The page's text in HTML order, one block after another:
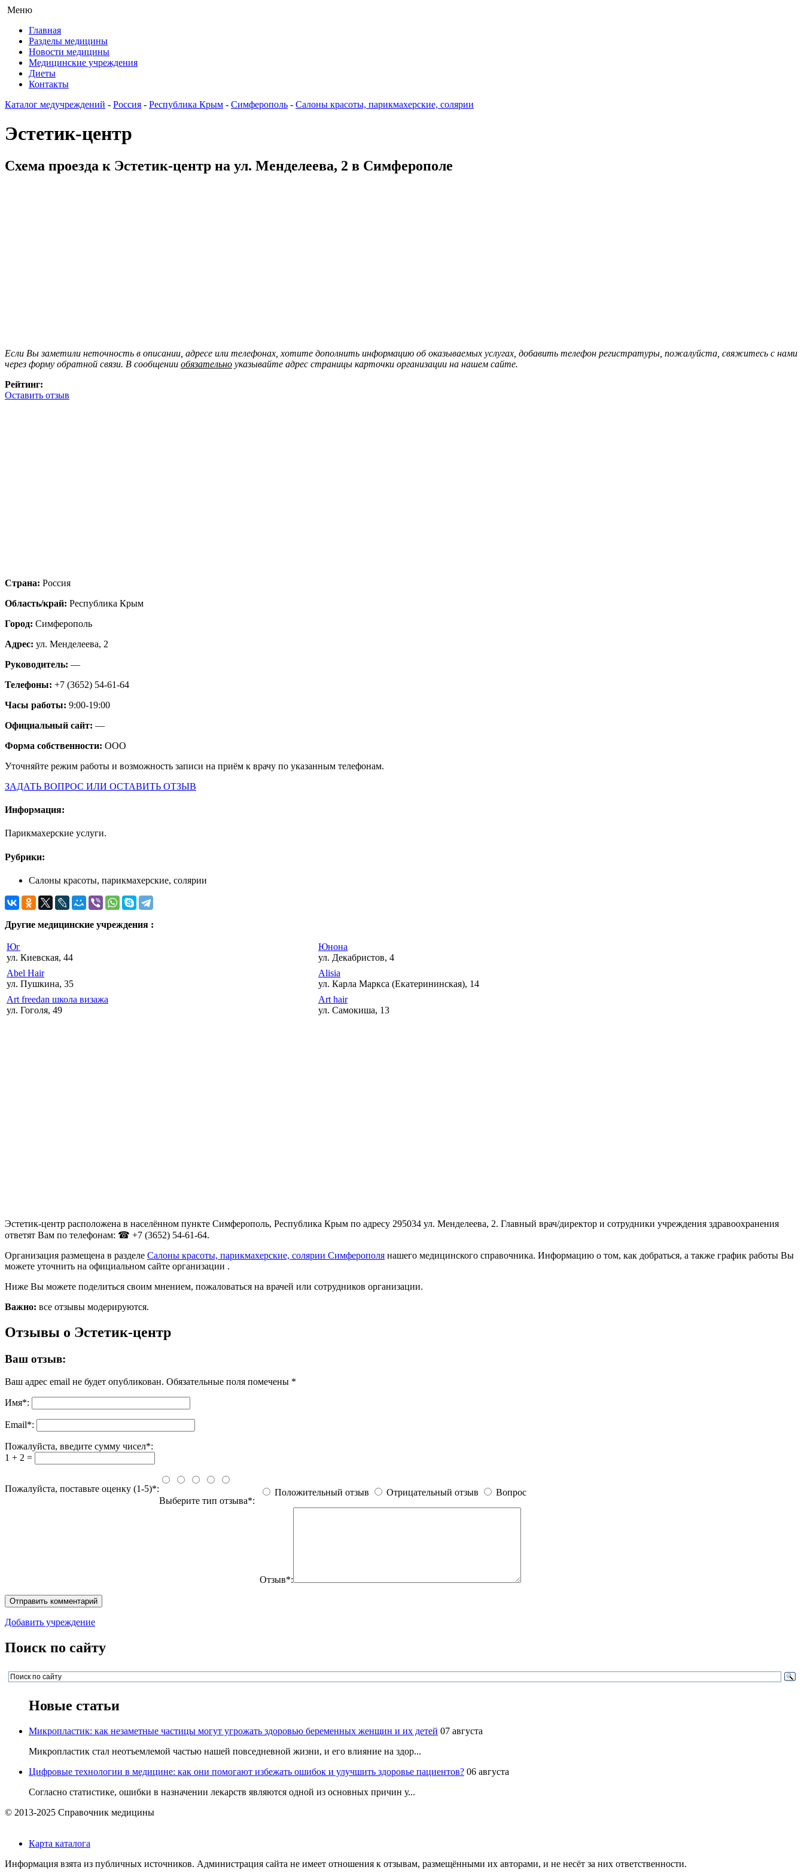
Меню
Главная
Разделы медицины
Новости медицины
Медицинские учреждения
Диеты
Контакты
Каталог медучреждений - Россия - Республика Крым - Симферополь - Салоны красоты, парикмахерские, солярии
Эстетик-центр
Схема проезда к Эстетик-центр на ул. Менделеева, 2 в Симферополе
Если Вы заметили неточность в описании, адресе или телефонах, хотите дополнить информацию об оказываемых услугах, добавить телефон регистратуры, пожалуйста, свяжитесь с нами
через форму обратной связи. В сообщении обязательно указывайте адрес страницы карточки организации на нашем сайте.
Рейтинг:
Оставить отзыв
Страна: Россия
Область/край: Республика Крым
Город: Симферополь
Адрес: ул. Менделеева, 2
Руководитель: —
Телефоны: +7 (3652) 54-61-64
Часы работы: 9:00-19:00
Официальный сайт: —
Форма собственности: ООО
Уточняйте режим работы и возможность записи на приём к врачу по указанным телефонам.
ЗАДАТЬ ВОПРОС ИЛИ ОСТАВИТЬ ОТЗЫВ
Информация:
Парикмахерские услуги.
Рубрики:
Салоны красоты, парикмахерские, солярии
Другие медицинские учреждения :
Юг
ул. Киевская, 44
Юнона
ул. Декабристов, 4
Abel Hair
ул. Пушкина, 35
Alisia
ул. Карла Маркса (Екатерининская), 14
Art freedan школа визажа
ул. Гоголя, 49
Art hair
ул. Самокиша, 13
Эстетик-центр расположена в населённом пункте Симферополь, Республика Крым по адресу 295034 ул. Менделеева, 2. Главный врач/директор и сотрудники учреждения здравоохранения
ответят Вам по телефонам: ☎ +7 (3652) 54-61-64.
Организация размещена в разделе Салоны красоты, парикмахерские, солярии Симферополя нашего медицинского справочника. Информацию о том, как добраться, а также график работы Вы
можете уточнить на официальном сайте организации .
Ниже Вы можете поделиться своим мнением, пожаловаться на врачей или сотрудников организации.
Важно: все отзывы модерируются.
Отзывы о Эстетик-центр
Ваш отзыв:
Ваш адрес email не будет опубликован. Обязательные поля помечены *
Имя*:
Email*:
Пожалуйста, введите сумму чисел*:
1 + 2 =
Пожалуйста, поставьте оценку (1-5)*:
Выберите тип отзыва*:
Положительный отзыв Отрицательный отзыв Вопрос
Отзыв*:
Добавить учреждение
Поиск по сайту
Новые статьи
Микропластик: как незаметные частицы могут угрожать здоровью беременных женщин и их детей 07 августа
Микропластик стал неотъемлемой частью нашей повседневной жизни, и его влияние на здор...
Цифровые технологии в медицине: как они помогают избежать ошибок и улучшить здоровье пациентов? 06 августа
Согласно статистике, ошибки в назначении лекарств являются одной из основных причин у...
© 2013-2025 Справочник медицины
Карта каталога
Информация взята из публичных источников. Администрация сайта не имеет отношения к отзывам, размещёнными их авторами, и не несёт за них ответственности.